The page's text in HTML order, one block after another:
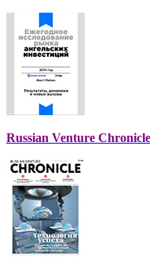
Russian Venture